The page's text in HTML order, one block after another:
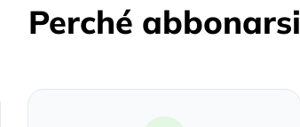
Perché abbonarsi